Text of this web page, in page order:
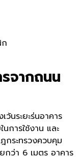
จากถนน
นระยะร่นอาคาร
การใช้งาน และ
กระทรวงควบคุม
กว่า 6 เมตร อาคาร